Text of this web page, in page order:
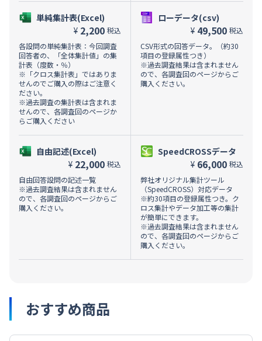
単純集計表(Excel)
¥ 2,200 税込
各設問の単純集計表：今回調査
回答者の、「全体集計値」の集
計表（度数・％）
※「クロス集計表」ではありま
せんのでご購入の際はご注意く
ださい。
※過去調査の集計表は含まれま
せんので、各調査回のページか
らご購入ください
自由記述(Excel)
¥ 22,000 税込
自由回答設問の記述一覧
※過去調査結果は含まれません
ので、各調査回のページからご
購入ください。
ローデータ(csv)
¥ 49,500 税込
CSV形式の回答データ。（約30
項目の登録属性つき）
※過去調査結果は含まれません
ので、各調査回のページからご
購入ください。
SpeedCROSSデータ
¥ 66,000 税込
弊社オリジナル集計ツール
（SpeedCROSS）対応データ
※約30項目の登録属性つき。ク
ロス集計やデータ加工等の集計
が簡単にできます。
※過去調査結果は含まれません
ので、各調査回のページからご
購入ください。
おすすめ商品